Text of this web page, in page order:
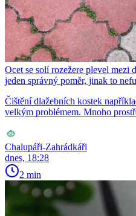
Ocet se solí rozežere plevel mezi
jeden správný poměr, jinak to
Čištění dlažebních kostek
velkým problémem. Mnoho
Chalupáři-Zahrádkáři
dnes, 18:28
2 min